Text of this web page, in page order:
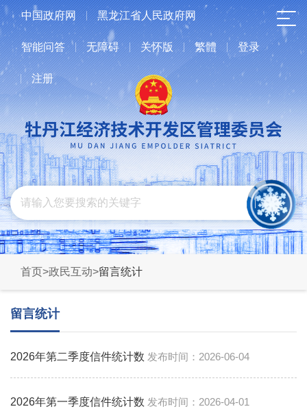
中国政府网 黑龙江省人民政府网
智能问答 无障碍 关怀版 繁體 登录
注册
首页>政民互动>留言统计
留言统计
2026年第二季度信件统计数 2026-06-04
2026年第一季度信件统计数 2026-04-01